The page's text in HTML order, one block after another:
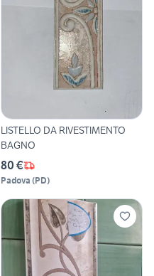
LISTELLO DA RIVESTIMENTO
BAGNO
80 €
Padova (PD)